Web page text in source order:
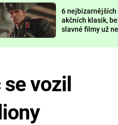
6 nejbizarnějších
akčních klasik,
slavné filmy už
vozil